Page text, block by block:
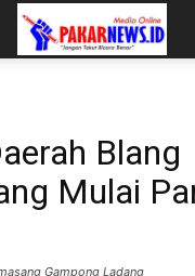
Blang
Mulai
Gampong Ladang